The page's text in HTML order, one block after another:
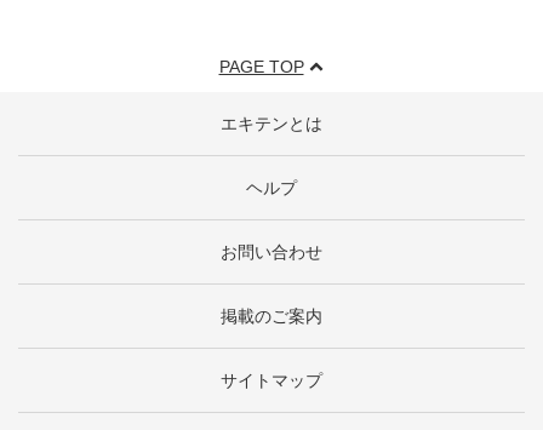
PAGE TOP
エキテンとは
ヘルプ
お問い合わせ
掲載のご案内
サイトマップ